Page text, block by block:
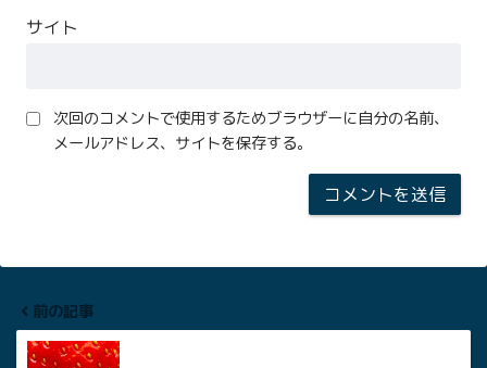
サイト
次回のコメントで使用するためブラウザーに自分の名前、
メールアドレス、サイトを保存する。
前の記事